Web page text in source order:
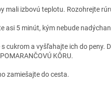
mali izbovú teplotu. Rozohrejte
asi 5 minút, kým nebude
cukrom a vyšľahajte ich do
KÔRU.
zamiešajte do cesta.